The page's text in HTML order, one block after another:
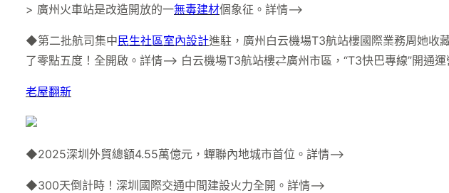
> 廣州火車站是改造開放的一無毒建材個象征。詳情–>
◆第二批航司集中 民生社區室內設計進駐，廣州白云機場T3航站樓國際業務周她收
了零點五度！全開啟。詳情–> 白云機場T3航站樓⇄廣州市區，“T3快巴專線”開通
老屋翻新
◆2025深圳外貿總額4.55萬億元，蟬聯內地城市首位。詳情–>
◆300天倒計時！深圳國際交通中間建設火力全開。詳情–>